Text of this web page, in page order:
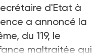
d'Etat à
a annoncé la
du 119, le
maltraitée qui